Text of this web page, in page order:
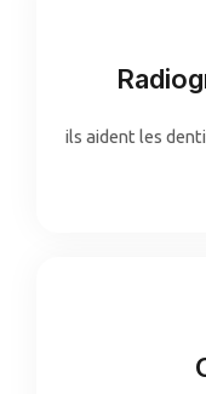
ils aident les